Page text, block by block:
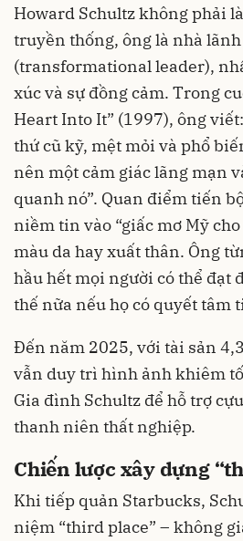
Howard Schultz không phải
truyền thống, ông là nhà
(transformational leader),
xúc và sự đồng cảm. Trong
Heart Into It” (1997), ông
thứ cũ kỹ, mệt mỏi và phổ
nên một cảm giác lãng mạn
quanh nó”. Quan điểm tiến
niềm tin vào “giấc mơ Mỹ
màu da hay xuất thân. Ông
hầu hết mọi người có thể đạt
thế nữa nếu họ có quyết tâm
Đến năm 2025, với tài sản
vẫn duy trì hình ảnh khiêm
Gia đình Schultz để hỗ trợ
thanh niên thất nghiệp.
Chiến lược xây dựng
Khi tiếp quản Starbucks,
niệm “third place” – không